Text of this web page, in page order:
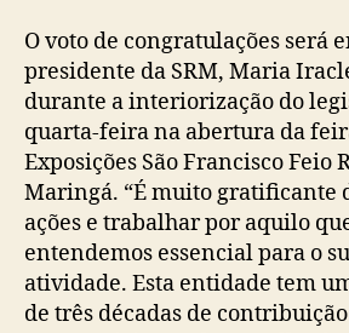
O voto de congratulações será
presidente da SRM, Maria
durante a interiorização do
quarta-feira na abertura da
Exposições São Francisco Feio
Maringá. “É muito gratificante
ações e trabalhar por aquilo
entendemos essencial para o
atividade. Esta entidade tem
de três décadas de